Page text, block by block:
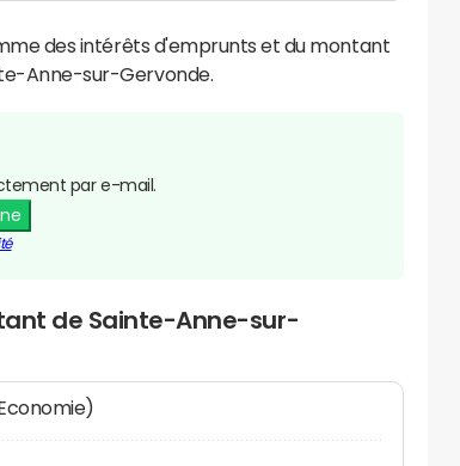
des intérêts d'emprunts et du montant
Anne-sur-Gervonde.
par e-mail.
de Sainte-Anne-sur-